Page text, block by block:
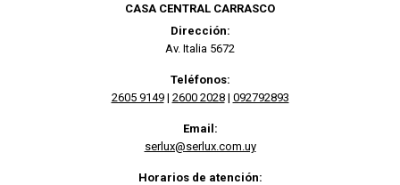
CASA CENTRAL CARRASCO
Dirección:
Av. Italia 5672
Teléfonos:
2605 9149| 2600 2028| 092792893
Email:
serlux@serlux.com.uy
Horarios de atención: